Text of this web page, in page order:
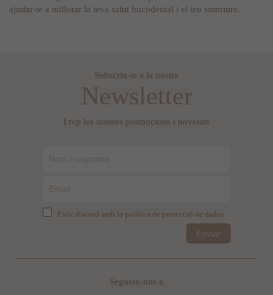
ajudar-te a millorar la teva salut bucodental i el teu somriure.
Subscriu-te a la nostra
Newsletter
I rep les nostres promocions i novetats
Estic d'acord amb la política de protecció de dades
Enviar
Segueix-nos a